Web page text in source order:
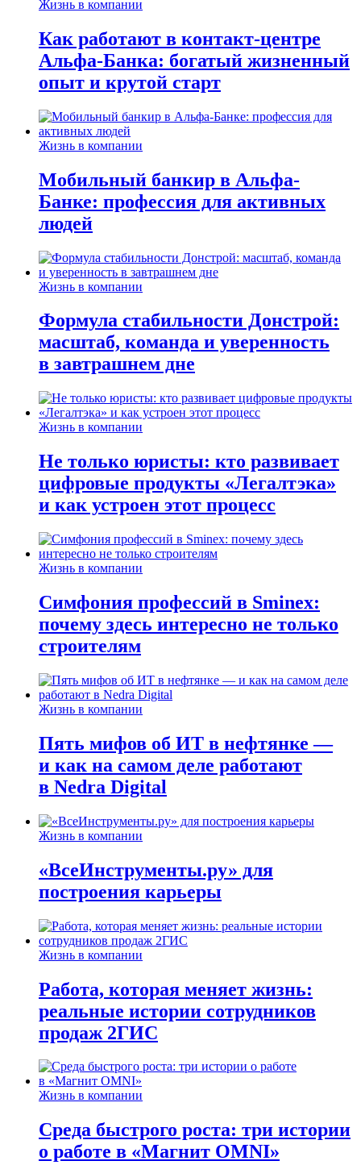
Жизнь в компании
Как работают в контакт-центре
Альфа-Банка: богатый жизненный
опыт и крутой старт
Жизнь в компании
Мобильный банкир в Альфа-
Банке: профессия для активных
людей
Жизнь в компании
Формула стабильности Донстрой:
масштаб, команда и уверенность
в завтрашнем дне
Жизнь в компании
Не только юристы: кто развивает
цифровые продукты «Легалтэка»
и как устроен этот процесс
Жизнь в компании
Симфония профессий в Sminex:
почему здесь интересно не только
строителям
Жизнь в компании
Пять мифов об ИТ в нефтянке —
и как на самом деле работают
в Nedra Digital
Жизнь в компании
«ВсеИнструменты.ру» для
построения карьеры
Жизнь в компании
Работа, которая меняет жизнь:
реальные истории сотрудников
продаж 2ГИС
Жизнь в компании
Среда быстрого роста: три истории
о работе в «Магнит OMNI»